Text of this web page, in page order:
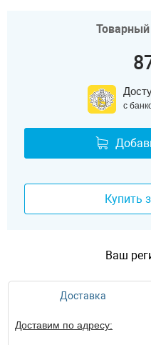
с
Купить
Ваш
Доставка
Доставим по адресу: